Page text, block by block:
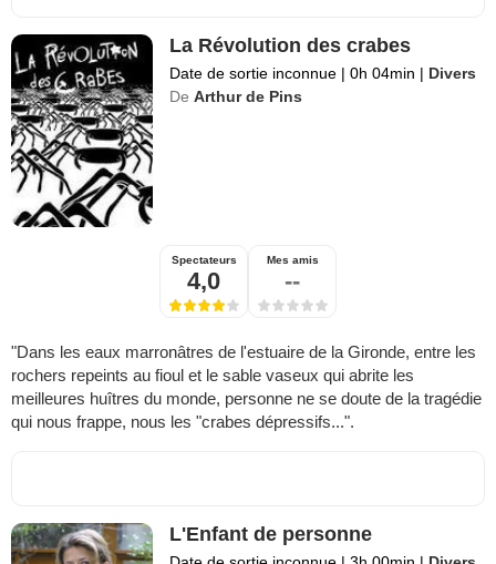
La Révolution des crabes
Date de sortie inconnue | 0h 04min | Divers
De Arthur de Pins
Spectateurs
4,0
Mes amis
--
"Dans les eaux marronâtres de l'estuaire de la Gironde, entre les
rochers repeints au fioul et le sable vaseux qui abrite les
meilleures huîtres du monde, personne ne se doute de la tragédie
qui nous frappe, nous les "crabes dépressifs...".
L'Enfant de personne